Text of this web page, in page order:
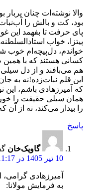
والا نوشته‌ات چنان
بود، کت و بالش را
پای حرفت تا بفهمد این
پیتزا، خواب
خواندم، دل‌پیچه‌ام خوب
کسانی هستند که با همین
هم می‌بافند و از دل
این قلم نبات‌زده!نه به
که آمیرزهادی باشم،
همان سیلی حقیقت را
را بیدار می‌کند، نه از
پاسخ
گاویک‌خان
10 تیر 1405 در 11:17 ب.ظ
آمیرزهادی گرامی،
به فرمایش مولانا: